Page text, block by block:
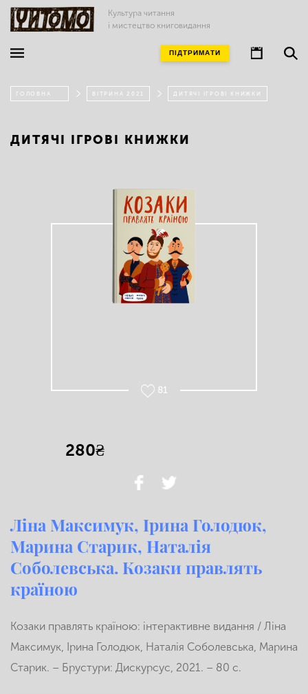
Культура читання
і мистецтво книговидання
ПІДТРИМАТИ
ГОЛОВНА ВІТРИНА 2021 ДИТЯЧІ ІГРОВІ КНИЖКИ
ДИТЯЧІ ІГРОВІ КНИЖКИ
81
280₴
Ліна Максимук, Ірина Голодюк,
Марина Старик, Наталія
Соболевська. Козаки правлять
країною
Козаки правлять країною: інтерактивне видання / Ліна
Максимук, Ірина Голодюк, Наталія Соболевська, Марина
Старик. – Брустури: Дискурсус, 2021. – 80 с.